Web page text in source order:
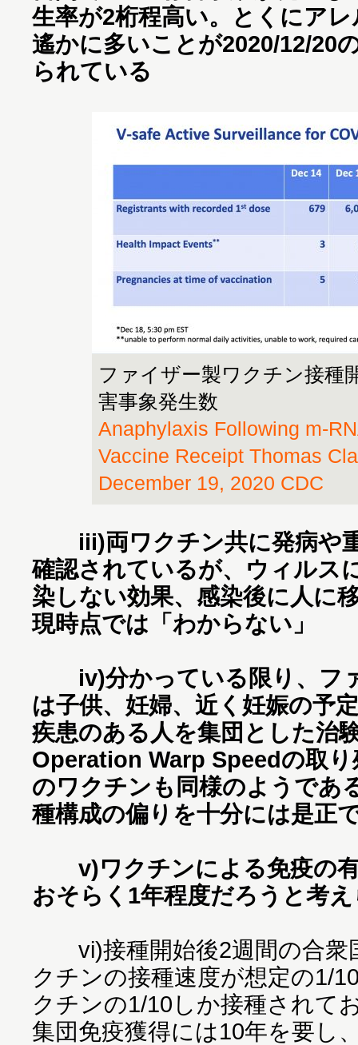
生率が2桁程高い。とくにア
遙かに多いことが2020/12/20
られている
ファイザー製ワクチン接種
害事象発生数
Anaphylaxis Following m-
Vaccine Receipt Thomas
December 19, 2020 CDC
iii)両ワクチン共に発病や
確認されているが、ウィルス
染しない効果、感染後に人に
現時点では「わからない」
iv)分かっている限り、フ
は子供、妊婦、近く妊娠の予
疾患のある人を集団とした治
Operation Warp Speedの取
のワクチンも同様のようであ
種構成の偏りを十分には是正
v)ワクチンによる免疫の有
おそらく1年程度だろうと考
vi)接種開始後2週間の合衆
クチンの接種速度が想定の1/
クチンの1/10しか接種されて
集団免疫獲得には10年を要し